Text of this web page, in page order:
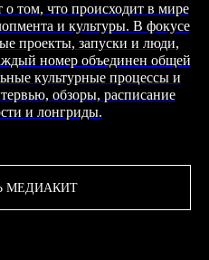
о том, что происходит в мире
и культуры. В фокусе
проекты, запуски и люди,
номер объединен общей
культурные процессы и
обзоры, расписание
и лонгриды.
МЕДИАКИТ